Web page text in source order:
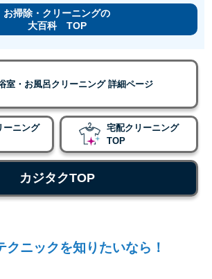
お掃除・クリーニングの
大百科 TOP
室・お風呂クリーニング 詳細ページ
ーニング
宅配クリーニング
TOP
カジタクTOP
クニックを知りたいなら！